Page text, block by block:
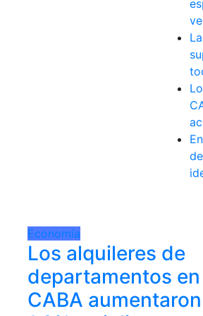
Economía
Los alquileres de
departamentos en
CABA aumentaron